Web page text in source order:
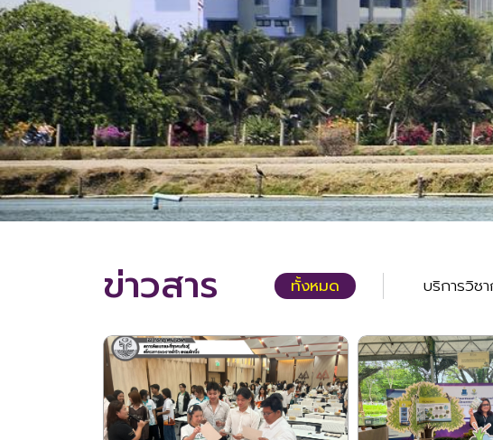
ข่าวสาร ทั้งหมด บริการวิชา